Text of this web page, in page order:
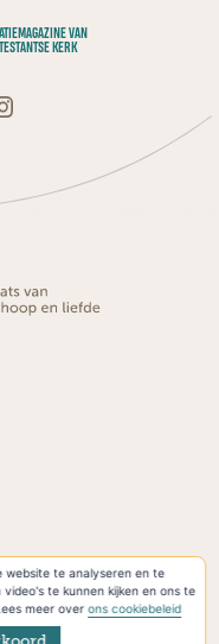
website te analyseren en te
te kunnen kijken en ons te
meer overons cookiebeleid
VAN
KERK